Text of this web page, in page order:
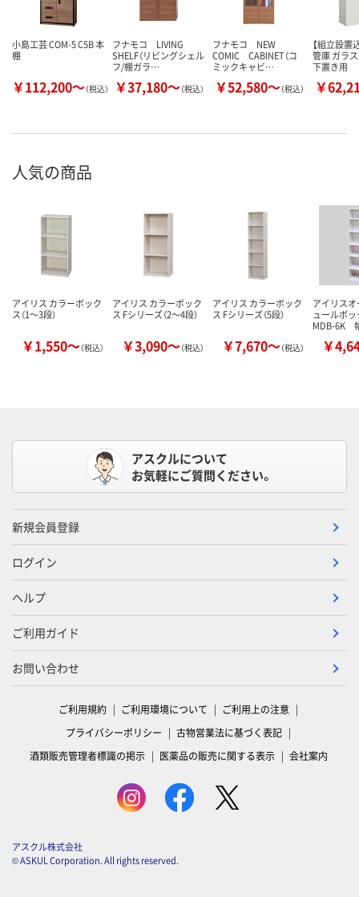
小島工芸 COM-5 C5B 本
棚
￥112,200～（税込）
フナモコ LIVING
SHELF（リビングシェル
フ/棚ガラ…
￥37,180～（税込）
フナモコ NEW
COMIC CABINET（コ
ミックキャビ…
￥52,580～（税込）
【組立設置
管庫 ガラ
下置き用
￥
人気の商品
アイリス カラーボック
ス（1～3段）
￥1,550～（税込）
アイリス カラーボック
ス Fシリーズ（2～4段）
￥3,090～（税込）
アイリス カラーボック
ス Fシリーズ（5段）
￥7,670～（税込）
アイリス
ュールボ
MDB-6K
￥
アスクルについて
お気軽にご質問ください。
新規会員登録
ログイン
ヘルプ
ご利用ガイド
お問い合わせ
ご利用規約 ご利用環境について
ご利用上の注意
プライバシーポリシー
古物営業法に基づく表記
酒類販売管理者標識の掲示
医薬品の販売に関する表示 会社案内
アスクル株式会社
© ASKUL Corporation. All rights reserved.